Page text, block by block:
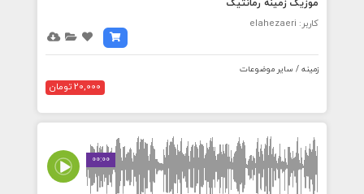
موزیک زمینه رمانتیک
کاربر: elahezaeri
زمینه / سایر موضوعات
20,000 تومان
00:00